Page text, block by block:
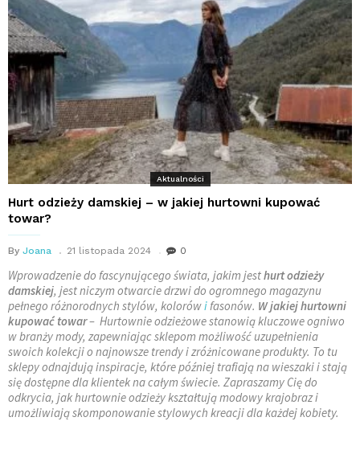
Aktualności
Hurt odzieży damskiej – w jakiej hurtowni kupować
towar?
By Joana 21 listopada 2024 0
Wprowadzenie do fascynującego świata, jakim jesthurt odzieży
damskiej, jest niczym otwarcie drzwi do ogromnego magazynu
pełnego różnorodnych stylów, kolorówifasonów. W jakiej hurtowni
kupować towar– Hurtownie odzieżowe stanowią kluczowe ogniwo
w branży mody, zapewniając sklepom możliwość uzupełnienia
swoich kolekcji o najnowsze trendy i zróżnicowane produkty. To tu
sklepy odnajdują inspiracje, które później trafiają na wieszaki i stają
się dostępne dla klientek na całym świecie. Zapraszamy Cię do
odkrycia, jak hurtownie odzieży kształtują modowy krajobraz i
umożliwiają skomponowanie stylowych kreacji dla każdej kobiety.